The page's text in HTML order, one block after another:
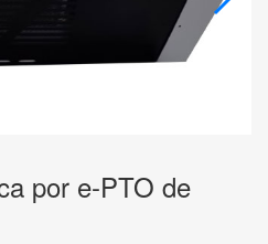
por e-PTO de